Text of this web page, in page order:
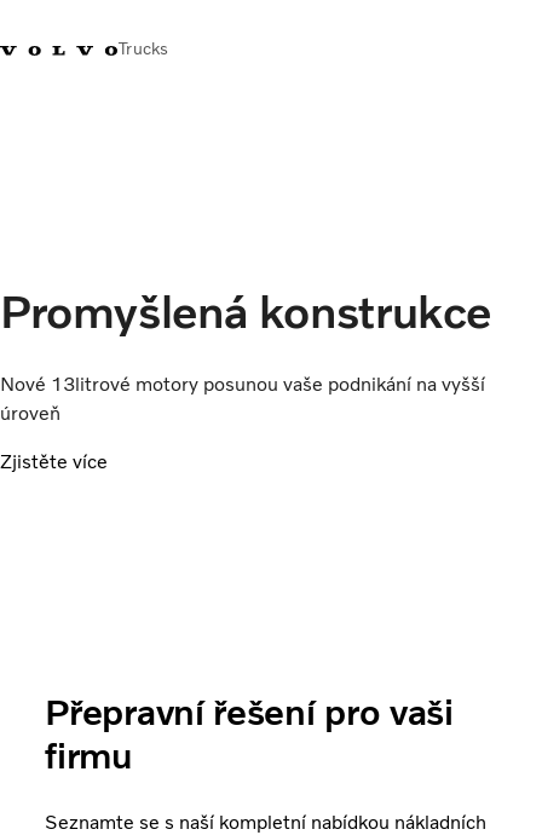
Trucks
Použitá vozidla
Novinky
Kontaktujte nás
O nás
Promyšlená konstrukce
Nové 13litrové motory posunou vaše podnikání na vyšší
úroveň
Zjistěte více
Přepravní řešení pro vaši
firmu
Seznamte se s naší kompletní nabídkou nákladních